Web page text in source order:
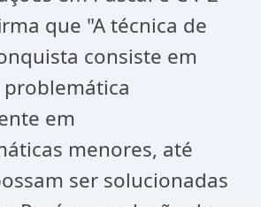
que "A técnica de
consiste em
em
menores, até
ser solucionadas